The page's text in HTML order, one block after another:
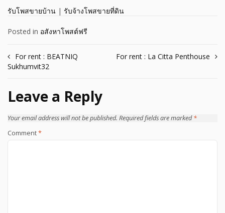
รับโพสขายบ้าน | รับจ้างโพสขายที่ดิน
Posted in อสังหาโพสต์ฟรี
Post
For rent : BEATNIQ
Sukhumvit32
For rent : La Citta Penthouse
Leave a Reply
Your email address will not be published. Required fields are marked*
Comment*